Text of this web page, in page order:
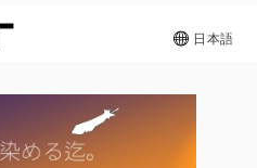
日本語